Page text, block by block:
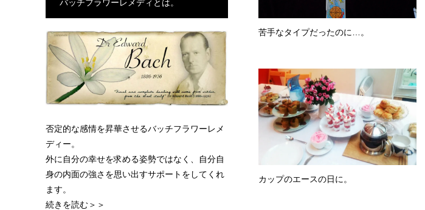
苦手なタイプだったのに…。
カップのエースの日に。
バッチフラワーレメディとは。
否定的な感情を昇華させるバッチフラワーレメ
ディー。
外に自分の幸せを求める姿勢ではなく、自分自
身の内面の強さを思い出すサポートをしてくれ
ます。
続きを読む＞＞